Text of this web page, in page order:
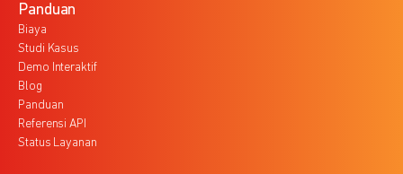
Panduan
Biaya
Studi Kasus
Demo Interaktif
Blog
Panduan
Referensi API
Status Layanan